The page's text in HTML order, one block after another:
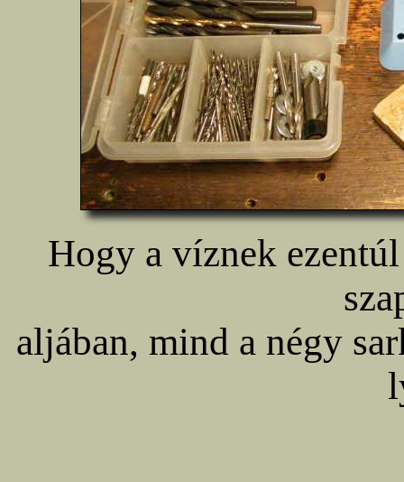
Hogy a víznek
aljában, mind a négy